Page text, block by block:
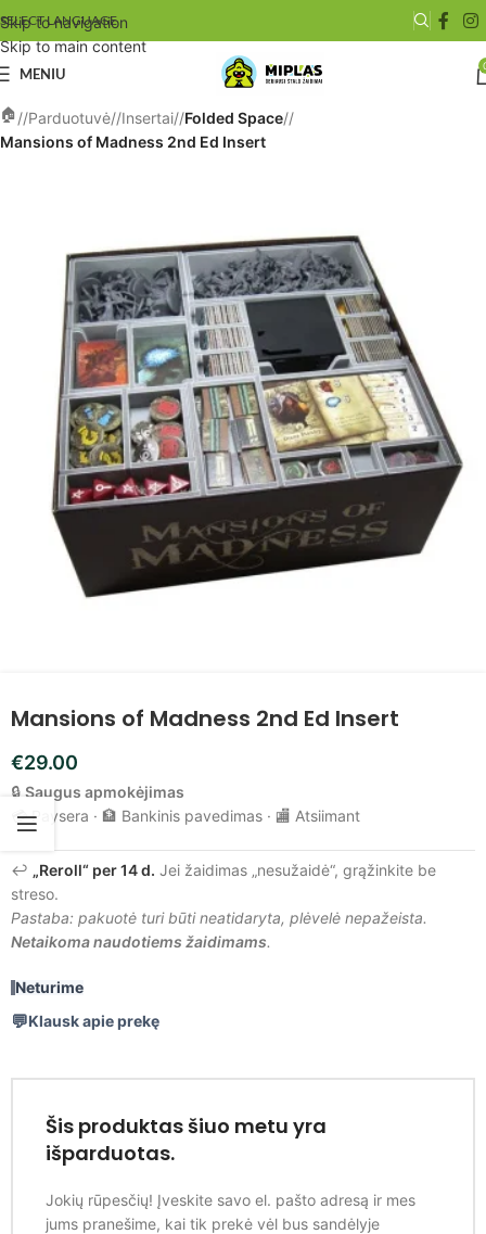
Skip to navigation
Skip to main content
SELECT LANGUAGE
MENIU
/ Parduotuvė/ Insertai/ Folded Space/
Mansions of Madness 2nd Ed Insert
Mansions of Madness 2nd Ed Insert
€29.00
🔒 Saugus apmokėjimas
💳 Paysera · 🏦 Bankinis pavedimas · 🏬 Atsiimant
↩️ „Reroll“ per 14 d. Jei žaidimas „nesužaidė“, grąžinkite be
streso.
Pastaba: pakuotė turi būti neatidaryta, plėvelė nepažeista.
Netaikoma naudotiems žaidimams.
Neturime
Klausk apie prekę
Šis produktas šiuo metu yra
išparduotas.
Jokių rūpesčių! Įveskite savo el. pašto adresą ir mes
jums pranešime, kai tik prekė vėl bus sandėlyje